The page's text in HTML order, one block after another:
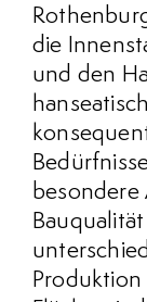
die
und den
Produktion